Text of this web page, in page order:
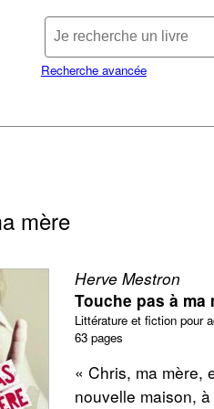
Recherche avancée
mère
Herve Mestron
Touche pas à ma
Littérature et fiction pour
63 pages
« Chris, ma mère,
nouvelle maison,